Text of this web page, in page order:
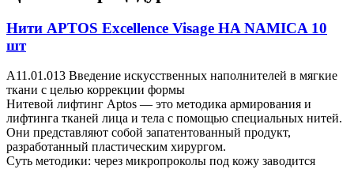
Нити APTOS Excellence Visage HA NAMICA 10
шт
A11.01.013 Введение искусственных наполнителей в мягкие
ткани с целью коррекции формы
Нитевой лифтинг Aptos — это методика армирования и
лифтинга тканей лица и тела с помощью специальных нитей.
Они представляют собой запатентованный продукт,
разработанный пластическим хирургом.
Суть методики: через микропроколы под кожу заводится